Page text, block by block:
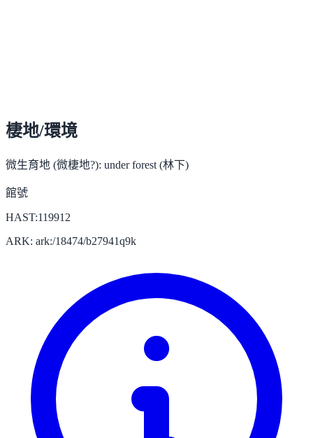
棲地/環境
微生育地 (微棲地?): under forest (林下)
館號
HAST:119912
ARK: ark:/18474/b27941q9k